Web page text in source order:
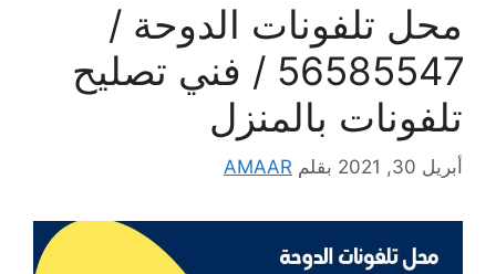
محل تلفونات الدوحة /
56585547 / فني تصليح
تلفونات بالمنزل
أبريل 30, 2021 بقلم AMAAR